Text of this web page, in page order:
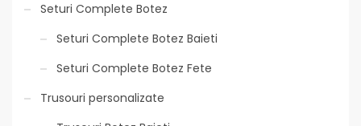
Seturi Complete Botez
Seturi Complete Botez Baieti
Seturi Complete Botez Fete
Trusouri personalizate